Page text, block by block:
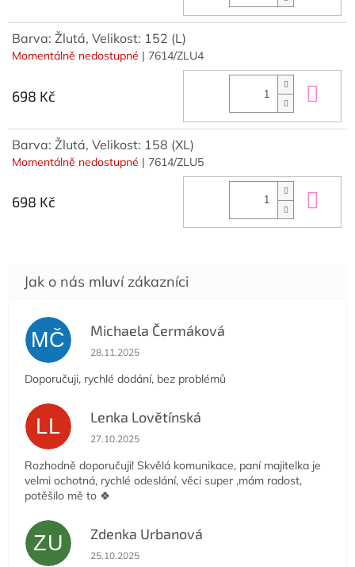
Barva: Žlutá, Velikost: 152 (L)
Momentálně nedostupné | 7614/ZLU4
698 Kč
Barva: Žlutá, Velikost: 158 (XL)
Momentálně nedostupné | 7614/ZLU5
698 Kč
MČ Michaela Čermáková
Hodnocení obchodu je 5 z 5 hvězdiček.
28.11.2025
Doporučuji, rychlé dodání, bez problémů
LL Lenka Lovětínská
Hodnocení obchodu je 5 z 5 hvězdiček.
27.10.2025
Rozhodně doporučuji! Skvělá komunikace, paní majitelka je
velmi ochotná, rychlé odeslání, věci super ,mám radost,
potěšilo mě to 🍀
ZU Zdenka Urbanová
Hodnocení obchodu je 5 z 5 hvězdiček.
25.10.2025